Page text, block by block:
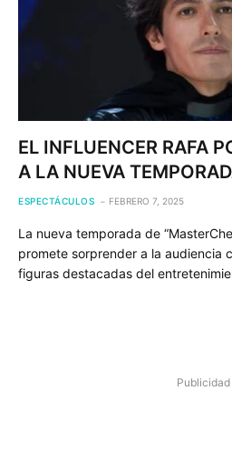
EL INFLUENCER RAFA
A LA NUEVA
ESPECTÁCULOS FEBRERO 7, 2025
La nueva temporada de
promete sorprender a la audiencia
figuras destacadas del
Publicidad